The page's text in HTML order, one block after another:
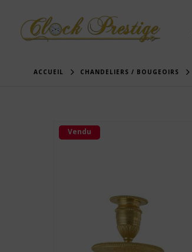
ACCUEIL CHANDELIERS / BOUGEOIRS
Vendu